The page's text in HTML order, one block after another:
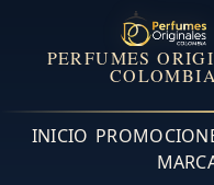
PERFUMES
COLOMBIA
INICIO